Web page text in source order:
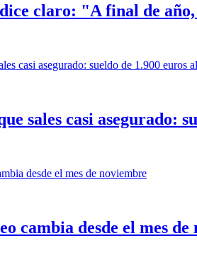
claro: "A final de año,
sales casi asegurado:
cambia desde el mes